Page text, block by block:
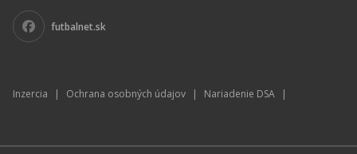
futbalnet.sk
Inzercia | Ochrana osobných údajov | Nariadenie DSA |